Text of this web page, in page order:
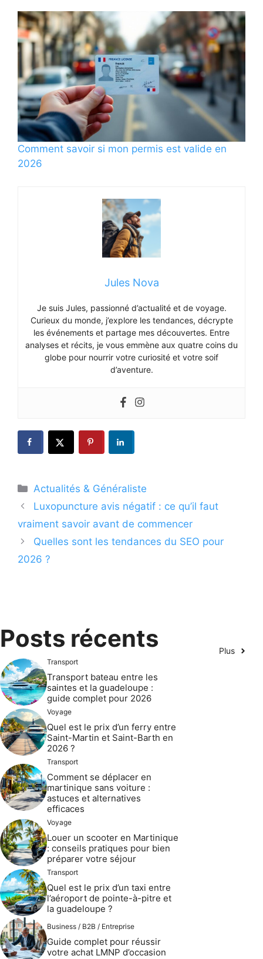
Comment savoir si mon permis est valide en
2026
Jules Nova
Je suis Jules, passionné d’actualité et de voyage.
Curieux du monde, j’explore les tendances, décrypte
les événements et partage mes découvertes. Entre
analyses et récits, je vous emmène aux quatre coins du
globe pour nourrir votre curiosité et votre soif
d’aventure.
Catégories
Actualités & Généraliste
Luxopuncture avis négatif : ce qu’il faut
vraiment savoir avant de commencer
Quelles sont les tendances du SEO pour
2026 ?
Posts récents Plus
Transport
Transport bateau entre les
saintes et la guadeloupe :
guide complet pour 2026
Voyage
Quel est le prix d’un ferry entre
Saint-Martin et Saint-Barth en
2026 ?
Transport
Comment se déplacer en
martinique sans voiture :
astuces et alternatives
efficaces
Voyage
Louer un scooter en Martinique
: conseils pratiques pour bien
préparer votre séjour
Transport
Quel est le prix d’un taxi entre
l’aéroport de pointe-à-pitre et
la guadeloupe ?
Business / B2B / Entreprise
Guide complet pour réussir
votre achat LMNP d’occasion